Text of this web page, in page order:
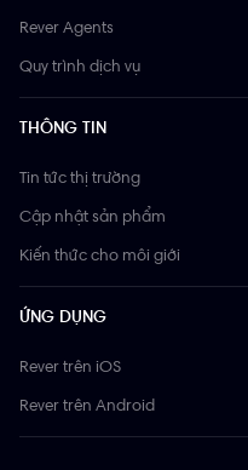
Rever Agents
Quy trình dịch vụ
THÔNG TIN
Tin tức thị trường
Cập nhật sản phẩm
Kiến thức cho môi giới
ỨNG DỤNG
Rever trên iOS
Rever trên Android